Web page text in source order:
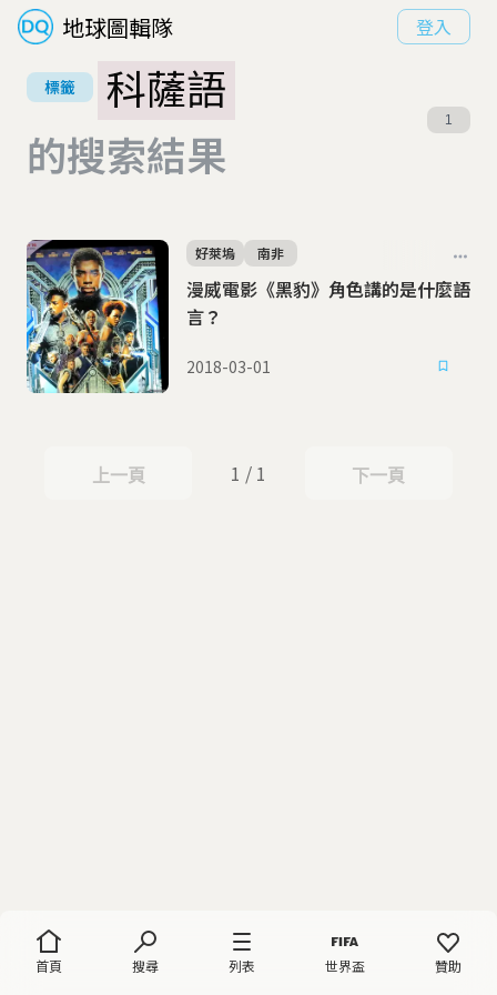
地球圖輯隊 登入
首頁 搜尋 列表 世界盃 贊助
標籤
科薩語
的搜索結果
1
漫威電影《黑豹》角色講的是什麼語
言？
好萊塢 南非
2018-03-01
上一頁
上一頁 1 / 1 下一頁
下一頁